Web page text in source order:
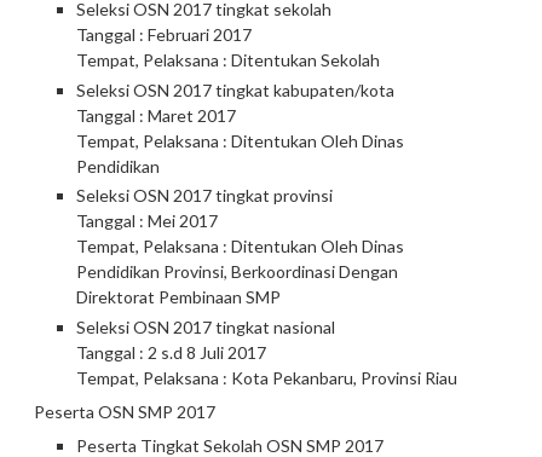
Seleksi OSN 2017 tingkat sekolah
Tanggal : Februari 2017
Tempat, Pelaksana : Ditentukan Sekolah
Seleksi OSN 2017 tingkat kabupaten/kota
Tanggal : Maret 2017
Tempat, Pelaksana : Ditentukan Oleh Dinas
Pendidikan
Seleksi OSN 2017 tingkat provinsi
Tanggal : Mei 2017
Tempat, Pelaksana : Ditentukan Oleh Dinas
Pendidikan Provinsi, Berkoordinasi Dengan
Direktorat Pembinaan SMP
Seleksi OSN 2017 tingkat nasional
Tanggal : 2 s.d 8 Juli 2017
Tempat, Pelaksana : Kota Pekanbaru, Provinsi Riau
Peserta OSN SMP 2017
Peserta Tingkat Sekolah OSN SMP 2017